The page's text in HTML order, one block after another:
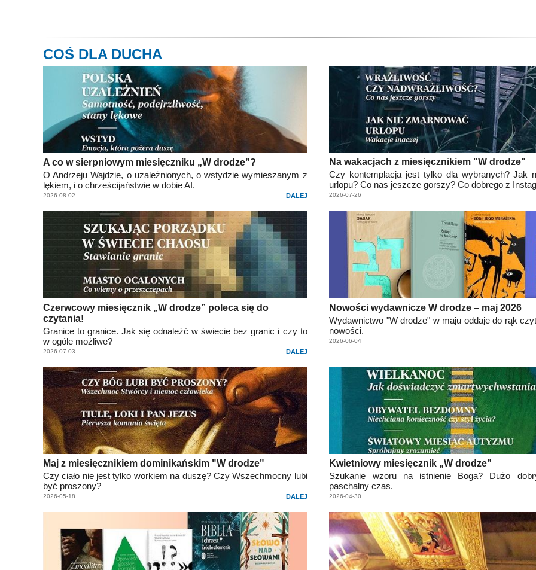
COŚ DLA DUCHA
A co w sierpniowym miesięczniku „W drodze”?
O Andrzeju Wajdzie, o uzależnionych, o wstydzie wymieszanym z
lękiem, i o chrześcijaństwie w dobie AI.
2026-08-02 DALEJ
Na wakacjach z miesięcznikiem "W drodze"
Czy kontemplacja jest tylko dla wybranych? Jak
urlopu? Co nas jeszcze gorszy? Co dobrego z
2026-07-26
Czerwcowy miesięcznik „W drodze” poleca się do
czytania!
Granice to granice. Jak się odnaleźć w świecie bez granic i czy to
w ogóle możliwe?
2026-07-03 DALEJ
Nowości wydawnicze W drodze – maj 2026
Wydawnictwo "W drodze" w maju oddaje do rąk
nowości.
2026-06-04
Maj z miesięcznikiem dominikańskim "W drodze"
Czy ciało nie jest tylko workiem na duszę? Czy Wszechmocny lubi
być proszony?
2026-05-18 DALEJ
Kwietniowy miesięcznik „W drodze”
Szukanie wzoru na istnienie Boga? Dużo
paschalny czas.
2026-04-30